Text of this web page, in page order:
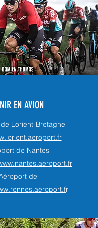
EN AVION
Lorient-Bretagne
de Nantes
de
r